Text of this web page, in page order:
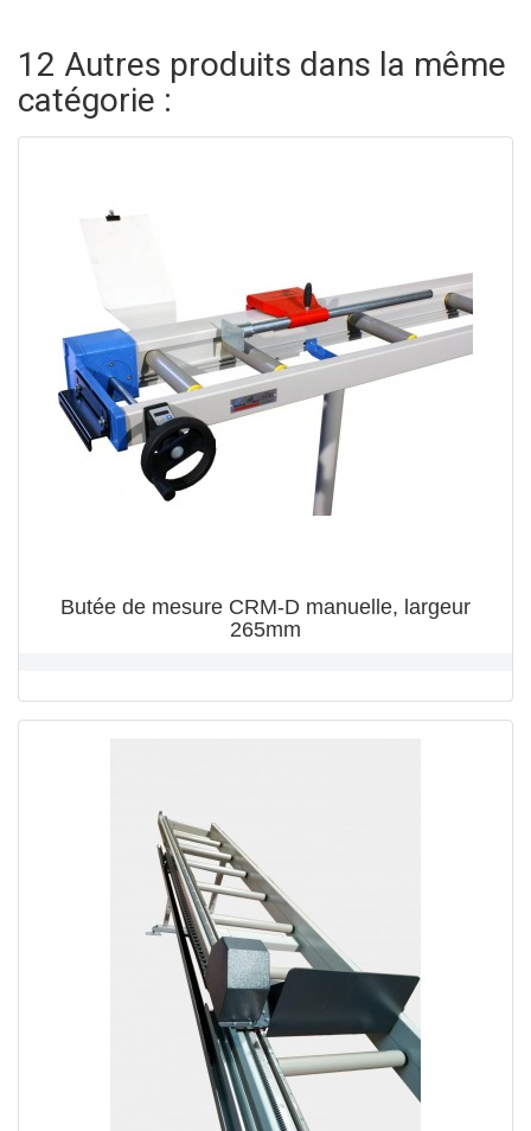
12 Autres produits dans la même
catégorie :
Butée de mesure CRM-D manuelle, largeur
265mm